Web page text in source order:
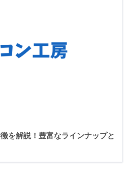
を解説！豊富なラインナップと